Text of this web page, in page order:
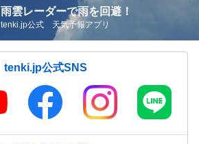
雨雲レーダーで雨を回避！
tenki.jp公式 天気予報アプリ
tenki.jp公式SNS